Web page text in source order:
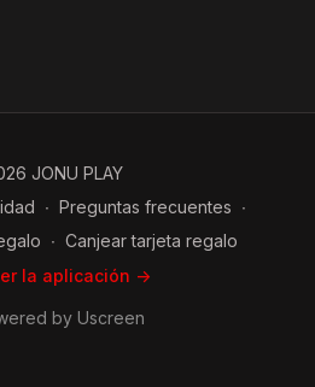
JONU PLAY
∙ Preguntas frecuentes ∙
∙ Canjear tarjeta regalo
la aplicación ->
by Uscreen